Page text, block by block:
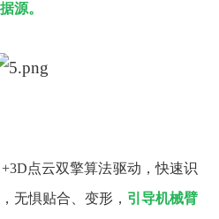
源。
点云双擎算法驱动，快速识
无惧贴合、变形， 引导机械臂